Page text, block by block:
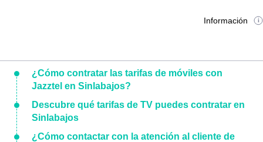
Información
¿Cómo contratar las tarifas de móviles con
Jazztel en Sinlabajos?
Descubre qué tarifas de TV puedes contratar en
Sinlabajos
¿Cómo contactar con la atención al cliente de